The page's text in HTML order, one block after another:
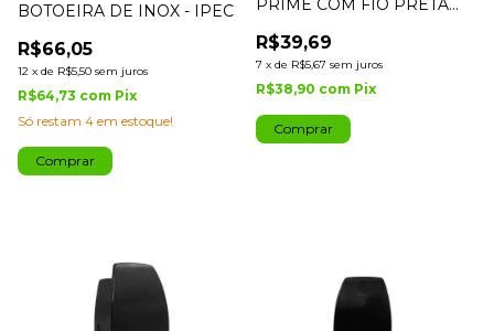
BOTOEIRA DE INOX - IPEC
R$66,05
12 x de R$5,50 sem juros
R$64,73 com Pix
Só restam 4 em estoque!
Comprar
PRIME COM FIO PRETA
R$39,69
7 x de R$5,67 sem juros
R$38,90 com Pix